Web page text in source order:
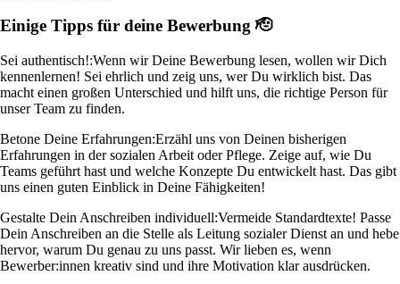
Einige Tipps für deine Bewerbung 🫡
Sei authentisch!:Wenn wir Deine Bewerbung lesen, wollen wir Dich
kennenlernen! Sei ehrlich und zeig uns, wer Du wirklich bist. Das
macht einen großen Unterschied und hilft uns, die richtige Person für
unser Team zu finden.
Betone Deine Erfahrungen:Erzähl uns von Deinen bisherigen
Erfahrungen in der sozialen Arbeit oder Pflege. Zeige auf, wie Du
Teams geführt hast und welche Konzepte Du entwickelt hast. Das gibt
uns einen guten Einblick in Deine Fähigkeiten!
Gestalte Dein Anschreiben individuell:Vermeide Standardtexte! Passe
Dein Anschreiben an die Stelle als Leitung sozialer Dienst an und hebe
hervor, warum Du genau zu uns passt. Wir lieben es, wenn
Bewerber:innen kreativ sind und ihre Motivation klar ausdrücken.